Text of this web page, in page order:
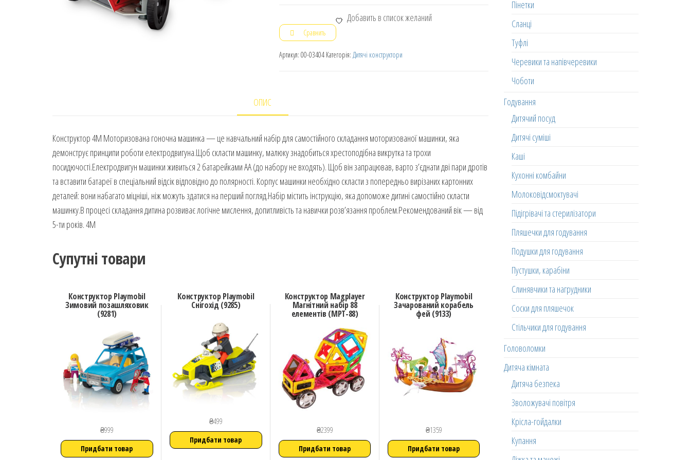
Добавить в список желаний
Сравнить
Артикул: 00-03404 Категорія: Дитячі конструктори
ОПИС
Конструктор 4M Моторизована гоночна машинка — це навчальний набір для самостійного складання моторизованої машинки, яка
демонструє принципи роботи електродвигуна.Щоб скласти машинку, малюку знадобиться хрестоподібна викрутка та трохи
посидючості.Електродвигун машинки живиться 2 батарейками AА (до набору не входять). Щоб він запрацював, варто з’єднати дві пари дротів
та вставити батареї в спеціальний відсік відповідно до полярності. Корпус машинки необхідно скласти з попередньо вирізаних картонних
деталей: вони набагато міцніші, ніж можуть здатися на перший погляд.Набір містить інструкцію, яка допоможе дитині самостійно скласти
машинку.В процесі складання дитина розвиває логічне мислення, допитливість та навички розв’язання проблем.Рекомендований вік — від
5-ти років. 4M
Супутні товари
Конструктор Playmobil
Зимовий позашляховик
(9281)
₴999
Придбати товар
Конструктор Playmobil
Снігохід (9285)
₴499
Придбати товар
Конструктор Magplayer
Магнітний набір 88
елементів (MPT-88)
₴2399
Придбати товар
Конструктор Playmobil
Зачарований корабель
фей (9133)
₴1359
Придбати товар
Пінетки
Сланці
Туфлі
Черевики та напівчеревики
Чоботи
Годування
Дитячий посуд
Дитячі суміші
Каші
Кухонні комбайни
Молоковідсмоктувачі
Підігрівачі та стерилізатори
Пляшечки для годування
Подушки для годування
Пустушки, карабіни
Слинявчики та нагрудники
Соски для пляшечок
Стільчики для годування
Головоломки
Дитяча кімната
Дитяча безпека
Зволожувачі повітря
Крісла-гойдалки
Купання